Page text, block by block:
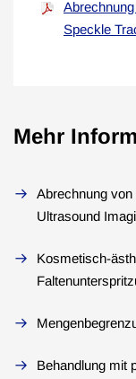
Speckle
Mehr
Abrechnung
Ultrasound
Kosmetisch-
Behandlung mit